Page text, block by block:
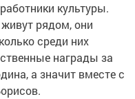
культуры.
рядом, они
среди них
награды за
а значит вместе с